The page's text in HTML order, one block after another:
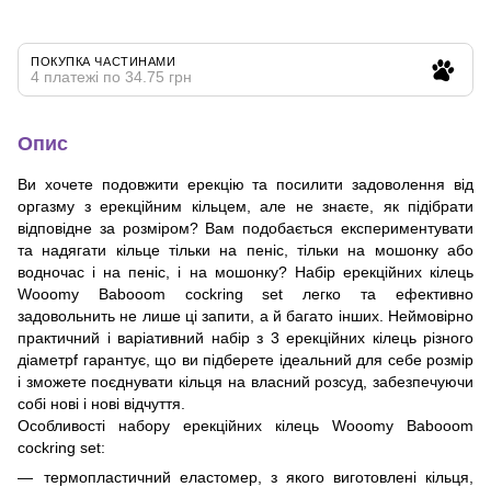
ПОКУПКА ЧАСТИНАМИ
4 платежі по 34.75 грн
Опис
Ви хочете подовжити ерекцію та посилити задоволення від
оргазму з ерекційним кільцем, але не знаєте, як підібрати
відповідне за розміром? Вам подобається експериментувати
та надягати кільце тільки на пеніс, тільки на мошонку або
водночас і на пеніс, і на мошонку? Набір ерекційних кілець
Wooomy Babooom cockring set легко та ефективно
задовольнить не лише ці запити, а й багато інших. Неймовірно
практичний і варіативний набір з 3 ерекційних кілець різного
діаметрf гарантує, що ви підберете ідеальний для себе розмір
і зможете поєднувати кільця на власний розсуд, забезпечуючи
собі нові і нові відчуття.
Особливості набору ерекційних кілець Wooomy Babooom
cockring set:
термопластичний еластомер, з якого виготовлені кільця,